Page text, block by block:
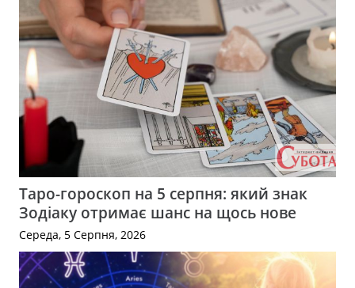
Таро-гороскоп на 5 серпня: який знак
Зодіаку отримає шанс на щось нове
Середа, 5 Серпня, 2026